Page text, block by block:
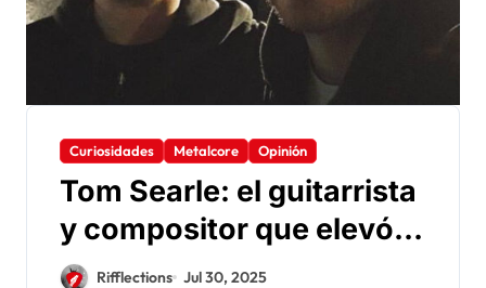
Curiosidades Metalcore Opinión
Tom Searle: el guitarrista
y compositor que elevó a
Architects
Rifflections Jul 30, 2025